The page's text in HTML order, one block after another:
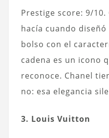
Prestige score: 9/
hacía cuando diseñó
bolso con el
cadena es un icono
reconoce. Chanel
no: esa elegancia
3. Louis Vuitton